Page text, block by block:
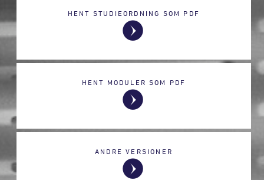
HENT STUDIEORDNING SOM PDF
HENT MODULER SOM PDF
ANDRE VERSIONER